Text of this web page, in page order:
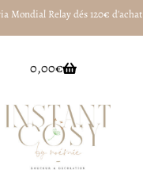
Mondial Relay dés 120€
0,00€Panier